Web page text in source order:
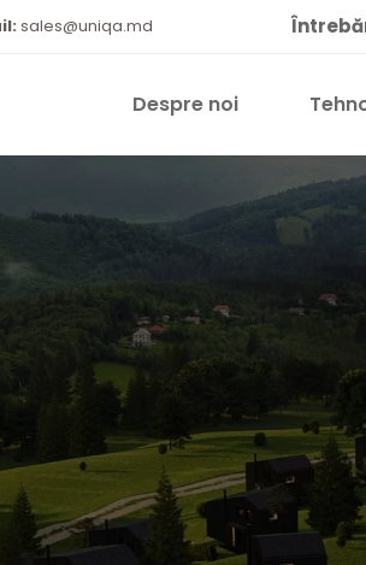
sales@uniqa.md
Despre noi